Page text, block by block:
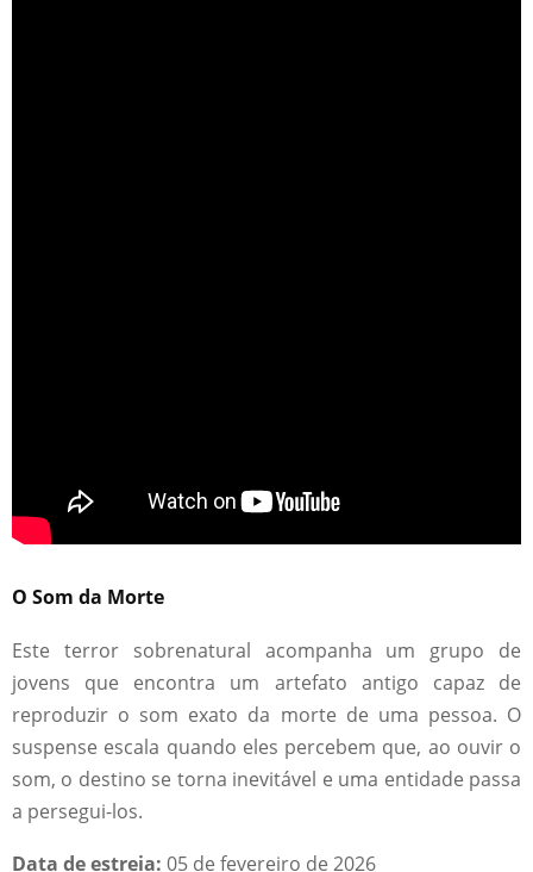
O Som da Morte
Este terror sobrenatural acompanha um grupo de
jovens que encontra um artefato antigo capaz de
reproduzir o som exato da morte de uma pessoa. O
suspense escala quando eles percebem que, ao ouvir o
som, o destino se torna inevitável e uma entidade passa
a persegui-los.
Data de estreia: 05 de fevereiro de 2026